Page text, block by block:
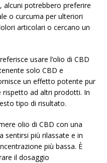
alcuni potrebbero preferire
o curcuma per ulteriori
articolari o cercano un
usare l’olio di CBD
solo CBD e
un effetto potente pur
rispetto ad altri prodotti. In
tipo di risultato.
olio di CBD con una
sentirsi più rilassate e in
più bassa. È
il dosaggio